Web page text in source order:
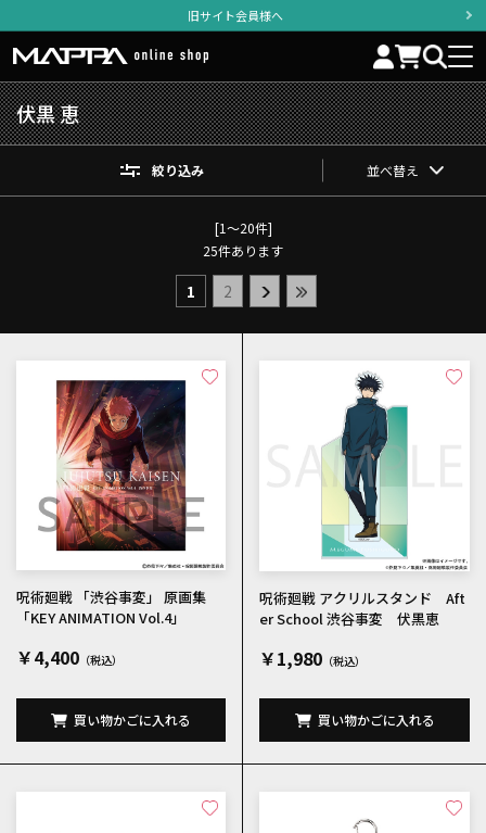
旧サイト会員様へ
伏黒 恵
絞り込み 並べ替え
[1～20件]
25件あります
1 2
呪術廻戦 「渋谷事変」 原画集
「KEY ANIMATION Vol.4」
￥4,400
買い物かごに入れる
呪術廻戦 アクリルスタンド Aft
er School 渋谷事変 伏黒恵
￥1,980
買い物かごに入れる